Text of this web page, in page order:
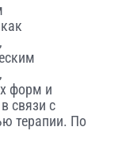
форм и
связи с
терапии. По